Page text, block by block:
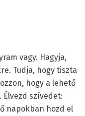
vagy. Hagyja,
Tudja, hogy tiszta
hogy a lehető
szívedet:
napokban hozd el